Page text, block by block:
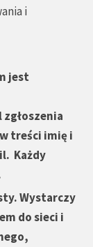
i
jest
zgłoszenia
treści imię i
Każdy
Wystarczy
do sieci i